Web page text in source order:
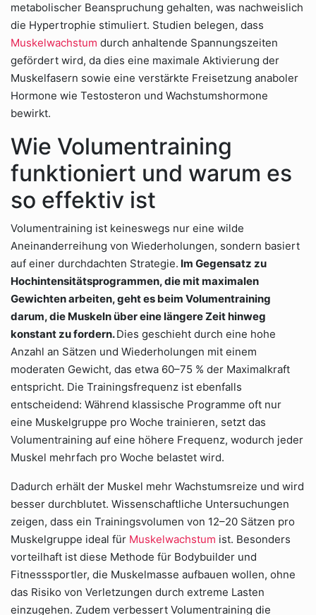
metabolischer Beanspruchung gehalten, was nachweislich
die Hypertrophie stimuliert. Studien belegen, dass
Muskelwachstum durch anhaltende Spannungszeiten
gefördert wird, da dies eine maximale Aktivierung der
Muskelfasern sowie eine verstärkte Freisetzung anaboler
Hormone wie Testosteron und Wachstumshormone
bewirkt.
Wie Volumentraining
funktioniert und warum es
so effektiv ist
Volumentraining ist keineswegs nur eine wilde
Aneinanderreihung von Wiederholungen, sondern basiert
auf einer durchdachten Strategie. Im Gegensatz zu
Hochintensitätsprogrammen, die mit maximalen
Gewichten arbeiten, geht es beim Volumentraining
darum, die Muskeln über eine längere Zeit hinweg
konstant zu fordern.Dies geschieht durch eine hohe
Anzahl an Sätzen und Wiederholungen mit einem
moderaten Gewicht, das etwa 60–75 % der Maximalkraft
entspricht. Die Trainingsfrequenz ist ebenfalls
entscheidend: Während klassische Programme oft nur
eine Muskelgruppe pro Woche trainieren, setzt das
Volumentraining auf eine höhere Frequenz, wodurch jeder
Muskel mehrfach pro Woche belastet wird.
Dadurch erhält der Muskel mehr Wachstumsreize und wird
besser durchblutet. Wissenschaftliche Untersuchungen
zeigen, dass ein Trainingsvolumen von 12–20 Sätzen pro
Muskelgruppe ideal für Muskelwachstum ist. Besonders
vorteilhaft ist diese Methode für Bodybuilder und
Fitnesssportler, die Muskelmasse aufbauen wollen, ohne
das Risiko von Verletzungen durch extreme Lasten
einzugehen. Zudem verbessert Volumentraining die